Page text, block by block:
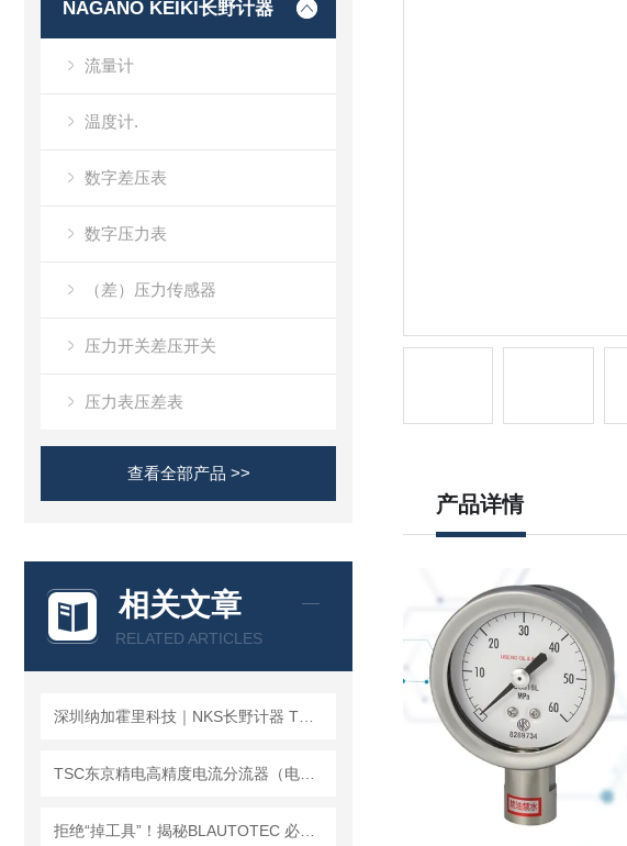
NAGANO KEIKI长野计器
流量计
温度计.
数字差压表
数字压力表
（差）压力传感器
压力开关差压开关
压力表压差表
查看全部产品 >>
相关文章
RELATED ARTICLES
产品详情